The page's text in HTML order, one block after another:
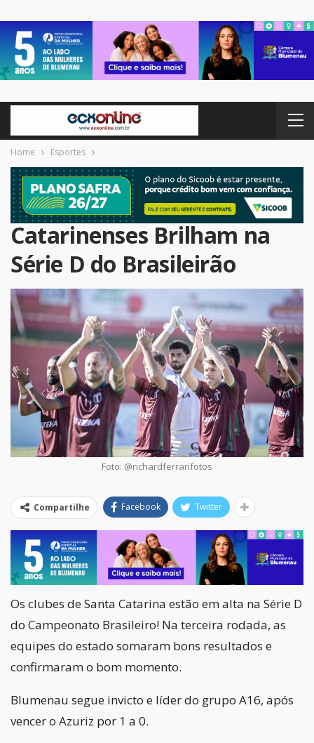
Home Esportes
Catarinenses Brilham na
Série D do Brasileirão
Foto: @richardferrarifotos
Compartilhe Facebook Twitter
Os clubes de Santa Catarina estão em alta na Série D
do Campeonato Brasileiro! Na terceira rodada, as
equipes do estado somaram bons resultados e
confirmaram o bom momento.
Blumenau segue invicto e líder do grupo A16, após
vencer o Azuriz por 1 a 0.